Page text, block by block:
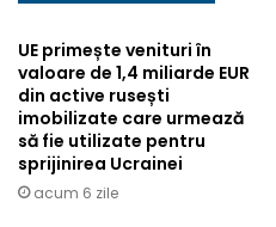
UE primește venituri în
valoare de 1,4 miliarde EUR
din active rusești
imobilizate care urmează
să fie utilizate pentru
sprijinirea Ucrainei
acum 6 zile